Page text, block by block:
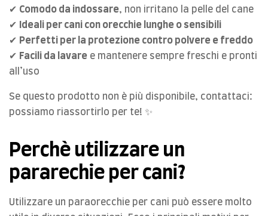
✔ Comodo da indossare, non irritano la pelle del cane
✔
Ideali per cani con orecchie lunghe o sensibili
✔ Perfetti per la protezione contro polvere e freddo
✔ Facili da lavare e mantenere sempre freschi e pronti
all’uso
Se questo prodotto non è più disponibile, contattaci:
possiamo riassortirlo per te! ✨
Perchè utilizzare un
pararechie per cani?
Utilizzare un paraorecchie per cani può essere molto